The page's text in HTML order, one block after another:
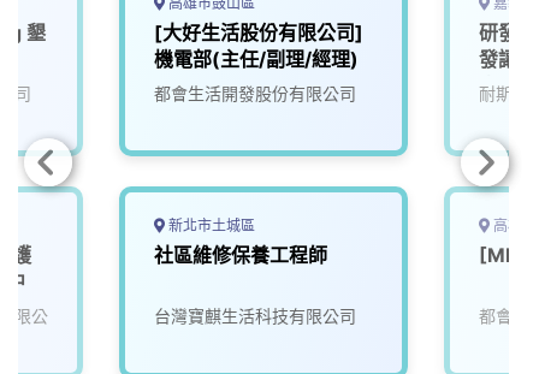
墾
司
護
中
限公
[大好生活股份有限公司]
機電部(主任/副理/經理)
都會生活開發股份有限公司
新北市土城區
社區維修保養工程師
台灣寶麒生活科技有限公司
研發
發讓
來)2
耐斯企
高雄
[MLD
都會生